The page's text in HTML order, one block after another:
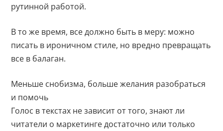
рутинной работой.
В то же время, все должно быть в меру: можно
писать в ироничном стиле, но вредно превращать
все в балаган.
Меньше снобизма, больше желания разобраться
и помочь
Голос в текстах не зависит от того, знают ли
читатели о маркетинге достаточно или только